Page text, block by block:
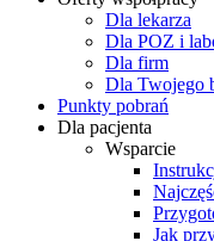
Dla lekarza
Dla POZ i
Dla firm
Dla Twojego
Punkty pobrań
Dla pacjenta
Wsparcie
Jak